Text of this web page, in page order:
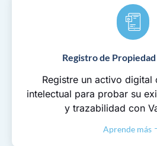
Registro de
Registre un activo digital
intelectual para probar su
y trazabilidad con
Aprende más